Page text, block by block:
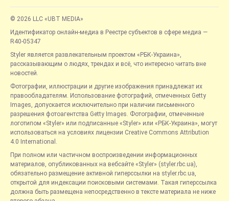
© 2026 LLC «UBT MEDIA»
Идентификатор онлайн-медиа в Реестре субъектов в сфере медиа —
R40-05347
Styler является развлекательным проектом «РБК-Украина»,
рассказывающим о людях, трендах и всё, что интересно читать вне
новостей.
Фотографии, иллюстрации и другие изображения принадлежат их
правообладателям. Использование фотографий, отмеченных Getty
Images, допускается исключительно при наличии письменного
разрешения фотоагентства Getty Images. Фотографии, отмеченные
логотипом «Styler» или подписанные «Styler» или «РБК-Украина», могут
использоваться на условиях лицензии Creative Commons Attribution
4.0 International.
При полном или частичном воспроизведении информационных
материалов, опубликованных на вебсайте «Styler» (styler.rbc.ua),
обязательно размещение активной гиперссылки на styler.rbc.ua,
открытой для индексации поисковыми системами. Такая гиперссылка
должна быть размещена непосредственно в тексте материала не ниже